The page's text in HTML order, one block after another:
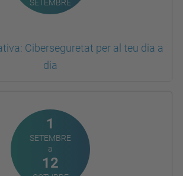
Ciberseguretat per al teu dia a
dia
1
SETEMBRE
a
12
OCTUBRE